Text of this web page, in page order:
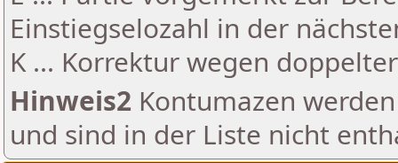
Einstiegselozahl in der
K ... Korrektur wegen
Hinweis2 Kontumazen
und sind in der Liste nicht